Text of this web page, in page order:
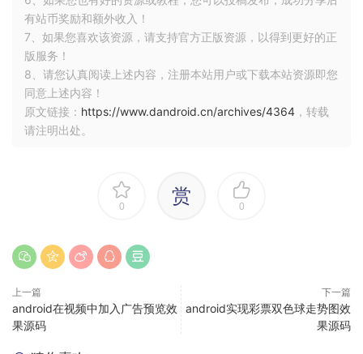
有站币奖励和额外收入！
7、如果您喜欢该资源，请支持官方正版资源，以得到更好的正
版服务！
8、请您认真阅读上述内容，注册本站用户或下载本站资源即您
同意上述内容！
原文链接： https://www.dandroid.cn/archives/4364 ，转载
请注明出处。
0 赏 0
上一篇
android在视频中加入广告预览效
果源码
下一篇
android实现彩票双色球走势图效
果源码